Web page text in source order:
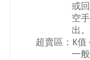
或
空
出。
超賣區： K值
一